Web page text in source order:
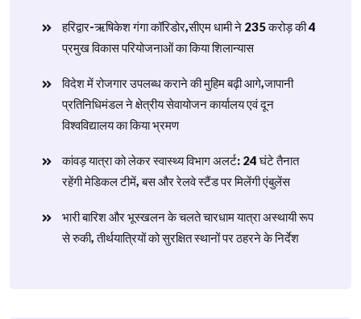
हरिद्वार-ऋषिकेश गंगा कॉरिडोर,सीएम धामी ने 235 करोड़ की 4
प्रमुख विकास परियोजनाओं का किया शिलान्यास
विदेश में रोजगार उपलब्ध कराने की मुहिम बढ़ी आगे,जापानी
प्रतिनिधिमंडल ने क्षेत्रीय सेवायोजन कार्यालय एवं दून
विश्वविद्यालय का किया भ्रमण
​कांवड़ यात्रा को लेकर स्वास्थ्य विभाग अलर्ट: 24 घंटे तैनात
रहेंगी मेडिकल टीमें, बस और रेलवे स्टैंड पर मिलेंगी एंबुलेंस
​भारी बारिश और भूस्खलन के चलते चारधाम यात्रा अस्थायी रूप
से रुकी, तीर्थयात्रियों को सुरक्षित स्थानों पर ठहरने के निर्देश